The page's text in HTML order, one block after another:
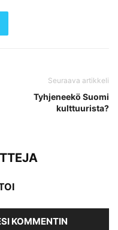
Seuraava artikkeli
Tyhjeneekö Suomi
kulttuurista?
KOMMENTIN